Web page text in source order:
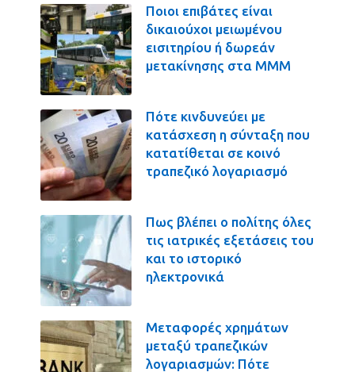
Ποιοι επιβάτες είναι
δικαιούχοι μειωμένου
εισιτηρίου ή δωρεάν
μετακίνησης στα ΜΜΜ
Πότε κινδυνεύει με
κατάσχεση η σύνταξη που
κατατίθεται σε κοινό
τραπεζικό λογαριασμό
Πως βλέπει ο πολίτης όλες
τις ιατρικές εξετάσεις του
και το ιστορικό
ηλεκτρονικά
Μεταφορές χρημάτων
μεταξύ τραπεζικών
λογαριασμών: Πότε